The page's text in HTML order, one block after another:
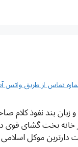
طریق واتس آپ
بند نفوذ کلام
خانه بخت گشای قوی
موکل